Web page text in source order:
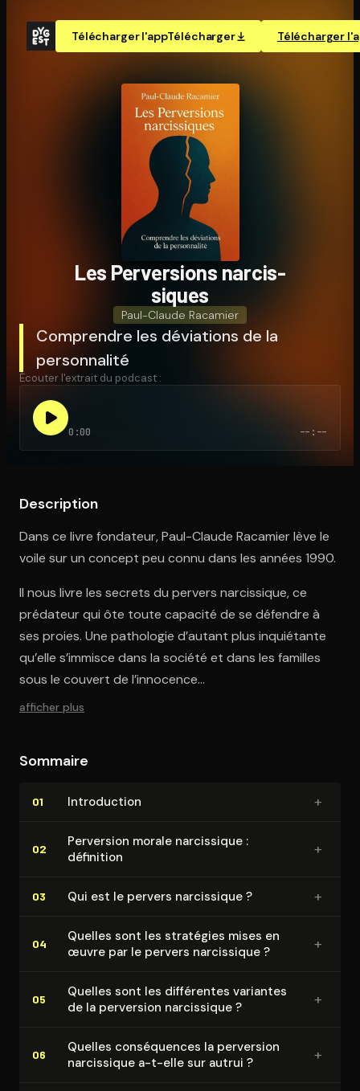
Télécharger l'appTélécharger Télécharger
Ouvre l'app Appareil photo, pointe sur le code. C'est gratuit à
Les Perversions nar­cis­
siques
Paul-Claude Racamier
Comprendre les déviations de la
personnalité
Écouter l'extrait du podcast :
0:00 --:--
Description
Dans ce livre fondateur, Paul-Claude Racamier lève le
voile sur un concept peu connu dans les années 1990.
Il nous livre les secrets du pervers narcissique, ce
prédateur qui ôte toute capacité de se défendre à
ses proies. Une pathologie d’autant plus inquiétante
qu’elle s’immisce dans la société et dans les familles
sous le couvert de l’innocence…
afficher plus
Sommaire
01 In­tro­duc­tion +
02
Perversion morale narcissique :
définition
+
03 Qui est le pervers narcissique ? +
04
Quelles sont les stratégies mises en
œuvre par le pervers narcissique ?
+
05
Quelles sont les différentes variantes
de la perversion narcissique ?
+
06
Quelles consé­quences la perversion
narcissique a-t-elle sur autrui ?
+